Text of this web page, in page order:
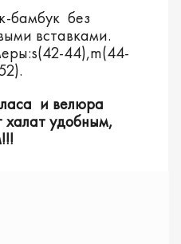
бамбук без
вставками.
44),m(44-
и велюра
удобным,